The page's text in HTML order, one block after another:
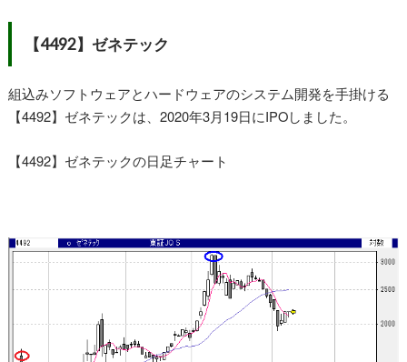
【4492】ゼネテック
組込みソフトウェアとハードウェアのシステム開発を手掛ける
【4492】ゼネテックは、2020年3月19日にIPOしました。
【4492】ゼネテックの日足チャート